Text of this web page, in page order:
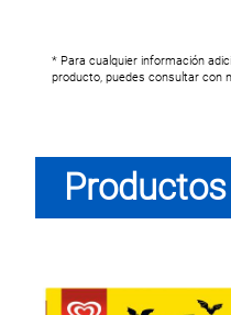
* Para cualquier información
producto, puedes consultar con